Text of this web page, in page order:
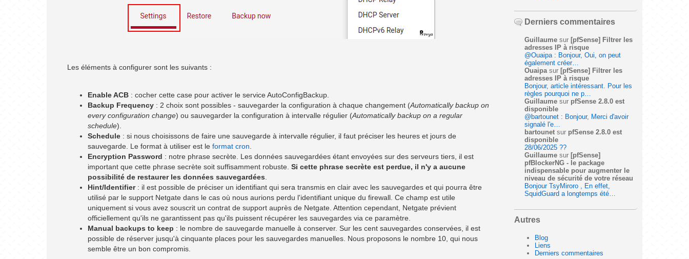
Derniers commentaires
Guillaume sur [pfSense] Filtrer les
adresses IP à risque
@Ouaipa : Bonjour, Oui, on peut
également créer…
Ouaipa sur [pfSense] Filtrer les
adresses IP à risque
Bonjour, article intéressant. Pour les
règles pourquoi ne p…
Guillaume sur pfSense 2.8.0 est
disponible
@bartounet : Bonjour, Merci d'avoir
signalé l'e…
bartounet sur pfSense 2.8.0 est
disponible
28/06/2025 ??
Guillaume sur [pfSense]
pfBlockerNG - le package
indispensable pour augmenter le
niveau de sécurité de votre réseau
Bonjour TsyMiroro , En effet,
SquidGuard a longtemps été…
Autres
Blog
Liens
Derniers commentaires
Les éléments à configurer sont les suivants :
Enable ACB : cocher cette case pour activer le service AutoConfigBackup.
Backup Frequency : 2 choix sont possibles - sauvegarder la configuration à chaque changement (Automatically backup on
every configuration change) ou sauvegarder la configuration à intervalle régulier (Automatically backup on a regular
schedule).
Schedule : si nous choisissons de faire une sauvegarde à intervalle régulier, il faut préciser les heures et jours de
sauvegarde. Le format à utiliser est le format cron
Encryption Password : notre phrase secrète. Les données sauvegardées étant envoyées sur des serveurs tiers, il est
important que cette phrase secrète soit suffisamment robuste. Si cette phrase secrète est perdue, il n'y a aucune
possibilité de restaurer les données sauvegardées
Hint/Identifier: il est possible de préciser un identifiant qui sera transmis en clair avec les sauvegardes et qui pourra être
utilisé par le support Netgate dans le cas où nous aurions perdu l'identifiant unique du firewall. Ce champ est utile
uniquement si vous avez souscrit un contrat de support auprès de Netgate. Attention cependant, Netgate prévient
officiellement qu'ils ne garantissent pas qu'ils puissent récupérer les sauvegardes via ce paramètre.
Manual backups to keep : le nombre de sauvegarde manuelle à conserver. Sur les cent sauvegardes conservées, il est
possible de réserver jusqu'à cinquante places pour les sauvegardes manuelles. Nous proposons le nombre 10, qui nous
semble être un bon compromis.